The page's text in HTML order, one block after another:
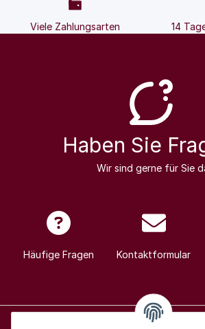
Viele Zahlungsarten 14
Haben Sie
Wir sind gerne für Sie
Häufige Fragen Kontaktformular